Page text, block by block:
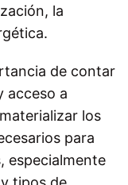
la
de contar
acceso a
los
para
especialmente